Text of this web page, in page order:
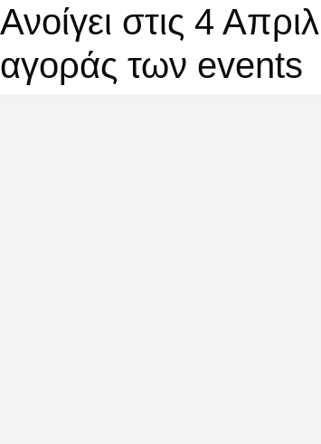
Ανοίγει στις 4
αγοράς των events